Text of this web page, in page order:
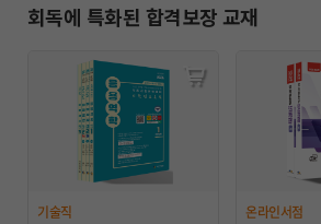
회독에 특화된 합격보장 교재
기술직 온라인서점